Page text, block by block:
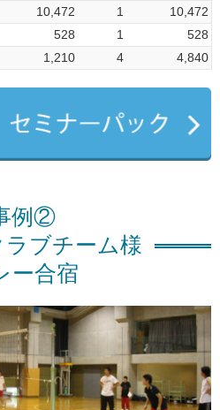
10,472 1
10,472
528 1
528
1,210 4 4,840
例②
ラブチーム様
ー合宿